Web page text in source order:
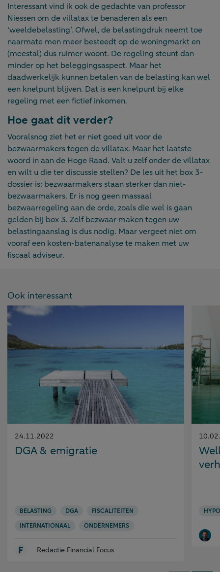
Interessant vind ik ook de gedachte van professor
Niessen om de villatax te benaderen als een
‘weeldebelasting’. Ofwel, de belastingdruk neemt toe
naarmate men meer besteedt op de woningmarkt en
(meestal) dus ruimer woont. De regeling steunt dan
minder op het beleggingsaspect. Maar het
daadwerkelijk kunnen betalen van de belasting kan wel
een knelpunt blijven. Dat is een knelpunt bij elke
regeling met een fictief inkomen.
Hoe gaat dit verder?
Vooralsnog ziet het er niet goed uit voor de
bezwaarmakers tegen de villatax. Maar het laatste
woord in aan de Hoge Raad. Valt u zelf onder de villatax
en wilt u die ter discussie stellen? De les uit het box 3-
dossier is: bezwaarmakers staan sterker dan niet-
bezwaarmakers. Er is nog geen massaal
bezwaarregeling aan de orde, zoals die wel is gaan
gelden bij box 3. Zelf bezwaar maken tegen uw
belastingaanslag is dus nodig. Maar vergeet niet om
vooraf een kosten-batenanalyse te maken met uw
fiscaal adviseur.
Ook interessant
Gepubliceerd
op:
24.11.2022
DGA & emigratie
BELASTING DGA
FISCALITEITEN
INTERNATIONAAL
ONDERNEMERS
Redactie Financial Focus
op: